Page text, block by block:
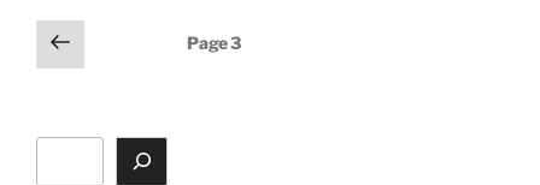
Posts
pagination
Previous
page
Page3